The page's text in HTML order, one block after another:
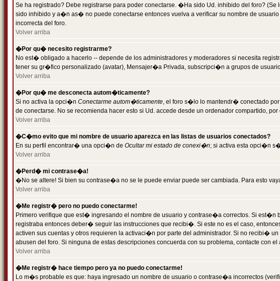
Se ha registrado? Debe registrarse para poder conectarse. �Ha sido Ud. inhibido del foro?
sido inhibido y a�n as� no puede conectarse entonces vuelva a verificar su nombre de
incorrecta del foro.
Volver arriba
�Por qu� necesito registrarme?
No est� obligado a hacerlo -- depende de los administradores y moderadores si necesita
tener su gr�fico personalizado (avatar), Mensajer�a Privada, subscripci�n a grupos de
Volver arriba
�Por qu� me desconecta autom�ticamente?
Si no activa la opci�n Conectarme autom�ticamente, el foro s�lo lo mantendr� conectado
de conectarse. No se recomienda hacer esto si Ud. accede desde un ordenador compartido,
Volver arriba
�C�mo evito que mi nombre de usuario aparezca en las listas de usuarios conectados?
En su perfil encontrar� una opci�n de Ocultar mi estado de conexi�n; si activa esta opci�n
Volver arriba
�Perd� mi contrase�a!
�No se altere! Si bien su contrase�a no se le puede enviar puede ser cambiada. Para esto
Volver arriba
�Me registr� pero no puedo conectarme!
Primero verifique que est� ingresando el nombre de usuario y contrase�a correctos. Si
registraba entonces deber� seguir las instrucciones que recibi�. Si este no es el caso,
activen sus cuentas y otros requieren la activaci�n por parte del administrador. Si no recibi�
abusen del foro. Si ninguna de estas descripciones concuerda con su problema, contacte con el
Volver arriba
�Me registr� hace tiempo pero ya no puedo conectarme!
Lo m�s probable es que: haya ingresado un nombre de usuario o contrase�a incorrectos